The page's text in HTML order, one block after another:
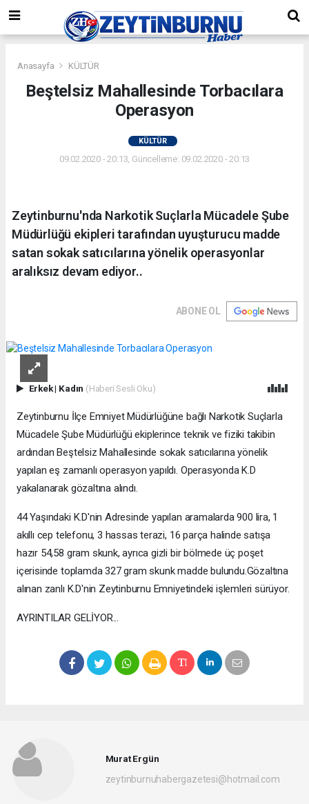
Anasayfa KÜLTÜR
Beştelsiz Mahallesinde Torbacılara
Operasyon
KÜLTÜR
09.02.2020 - 20:13, Güncelleme: 09.02.2020 - 20:13
Zeytinburnu'nda Narkotik Suçlarla Mücadele Şube
Müdürlüğü ekipleri tarafından uyuşturucu madde
satan sokak satıcılarına yönelik operasyonlar
aralıksız devam ediyor..
ABONE OL
Erkek| Kadın (Haberi Sesli Oku)
Zeytinburnu İlçe Emniyet Müdürlüğüne bağlı Narkotik Suçlarla
Mücadele Şube Müdürlüğü ekiplerince teknik ve fiziki takibin
ardından Beştelsiz Mahallesinde sokak satıcılarına yönelik
yapılan eş zamanlı operasyon yapıldı. Operasyonda K.D
yakalanarak gözaltına alındı.
44 Yaşındaki K.D'nin Adresinde yapılan aramalarda 900 lira, 1
akıllı cep telefonu, 3 hassas terazi, 16 parça halinde satışa
hazır 54,58 gram skunk, ayrıca gizli bir bölmede üç poşet
içerisinde toplamda 327 gram skunk madde bulundu.Gözaltına
alınan zanlı K.D'nin Zeytinburnu Emniyetindeki işlemleri sürüyor.
AYRINTILAR GELİYOR...
Murat Ergün
zeytinburnuhabergazetesi@hotmail.com